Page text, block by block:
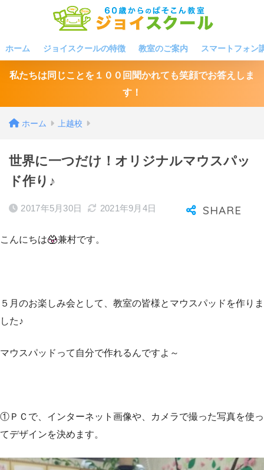
ホーム ジョイスクールの特徴 教室のご案内 スマートフォン
私たちは同じことを１００回聞かれても笑顔でお答えしま
す！
ホーム 上越校
世界に一つだけ！オリジナルマウスパッ
ド作り♪
2017年5月30日 2021年9月4日
こんにちは 兼村です。
５月のお楽しみ会として、教室の皆様とマウスパッドを作りま
した♪
マウスパッドって自分で作れるんですよ～
①ＰＣで、インターネット画像や、カメラで撮った写真を使っ
てデザインを決めます。